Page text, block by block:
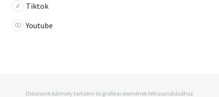
Tiktok
Youtube
Oldalaink bármely tartalmi és grafikai elemének felhasználásához